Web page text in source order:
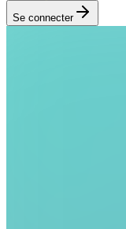
Se connecter